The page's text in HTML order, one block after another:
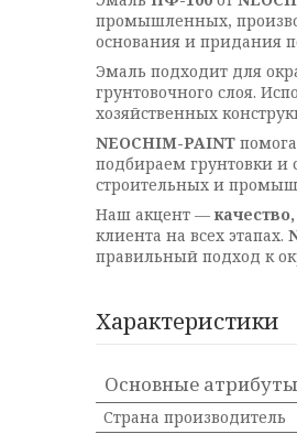
промышленных,
основания и придания
Эмаль подходит для
грунтовочного слоя.
хозяйственных
NEOCHIM-PAINT
подбираем грунтовки и
строительных и
Наш акцент —
клиента на всех этапах.
правильный подход к
Характеристики
Основные атрибуты
Страна производитель